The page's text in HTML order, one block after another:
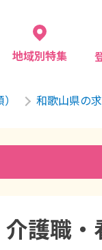
地域別特集
和歌山県の
護職・